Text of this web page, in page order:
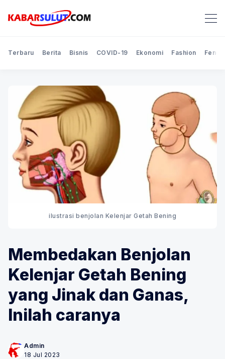
Terbaru Berita Bisnis COVID-19 Ekonomi Fashion
ilustrasi benjolan Kelenjar Getah Bening
Membedakan Benjolan
Kelenjar Getah Bening
yang Jinak dan Ganas,
Inilah caranya
Admin
18 Jul 2023